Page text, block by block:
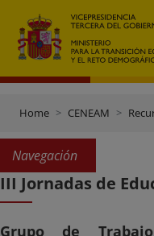
Home CENEAM
Navegación
III Jornadas de
Grupo de